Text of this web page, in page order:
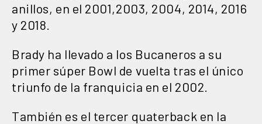
anillos, en el 2001,2003, 2004, 2014, 2016
y 2018.
Brady ha llevado a los Bucaneros a su
primer súper Bowl de vuelta tras el único
triunfo de la franquicia en el 2002.
También es el tercer quaterback en la